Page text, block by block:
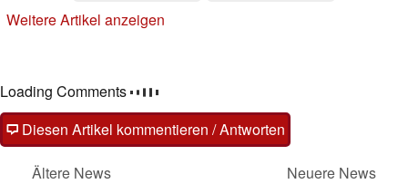
Weitere Artikel anzeigen
Loading Comments
Diesen Artikel kommentieren / Antworten
Ältere News
Neuere News